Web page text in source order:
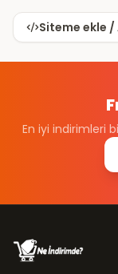
Siteme ekle /
En iyi indirimleri